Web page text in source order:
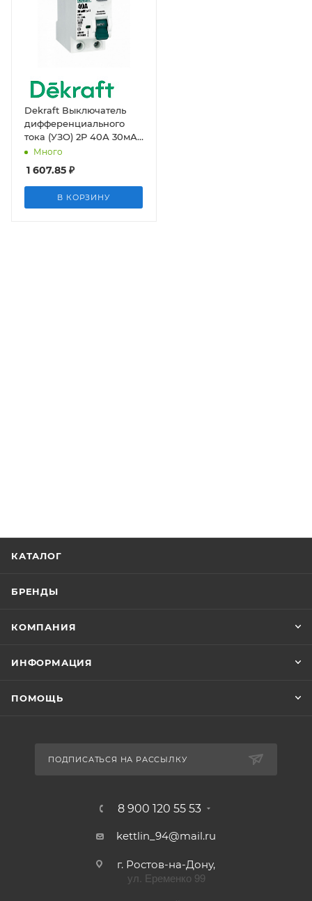
Dekraft Выключатель
дифференциального
тока (УЗО) 2P 40А 30мА
тип AC 6кА УЗО-03
Много
1 607.85 ₽
В КОРЗИНУ
КАТАЛОГ
БРЕНДЫ
КОМПАНИЯ
ИНФОРМАЦИЯ
ПОМОЩЬ
ПОДПИСАТЬСЯ НА РАССЫЛКУ
8 900 120 55 53
kettlin_94@mail.ru
г. Ростов-на-Дону,
ул. Еременко 99